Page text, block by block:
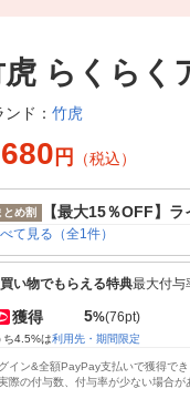
らくらく
ンド： 竹虎
円 （税込）
とめ割 【最大15％OFF】
て見る（全1件）
い物でもらえる特典最大付与
獲得 5%(76pt)
ち4.5%は利用先・期間限定
イン&全額PayPay支払いで獲得で
際の付与数、付与率が少ない場合